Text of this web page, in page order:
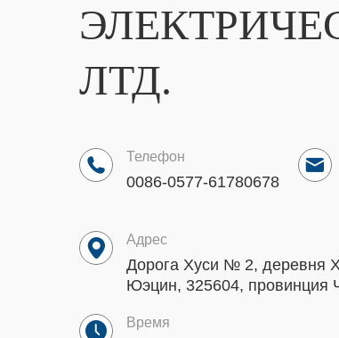
ЛТД.
Телефон
0086-0577-61780678
Адрес
Дорога Хуси № 2, деревня
Юэцин, 325604, провинция
Время